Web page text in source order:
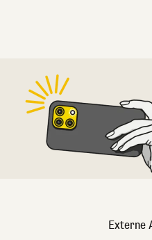
Externe